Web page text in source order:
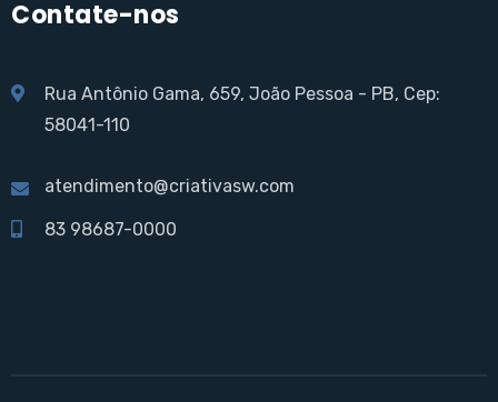
Contate-nos
Rua Antônio Gama, 659, João Pessoa - PB, Cep:
58041-110
atendimento@criativasw.com
83 98687-0000